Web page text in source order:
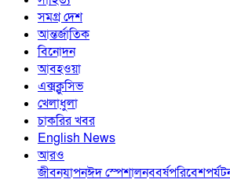
সমগ্র দেশ
আন্তর্জাতিক
বিনোদন
আবহওয়া
এক্সক্লুসিভ
খেলাধুলা
চাকরির খবর
English News
আরও
জীবনযাপনঈদ স্পেশালনববর্ষপরিবেশ